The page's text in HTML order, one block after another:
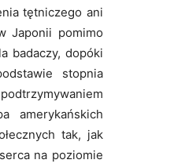
tętniczego ani
Japonii pomimo
badaczy, dopóki
stopnia
amerykańskich
tak, jak
na poziomie